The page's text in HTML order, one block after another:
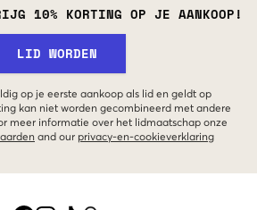
10% KORTING OP JE AANKOOP!
LID WORDEN
op je eerste aankoop als lid en geldt op
kan niet worden gecombineerd met andere
meer informatie over het lidmaatschap onze
and our privacy-en-cookieverklaring